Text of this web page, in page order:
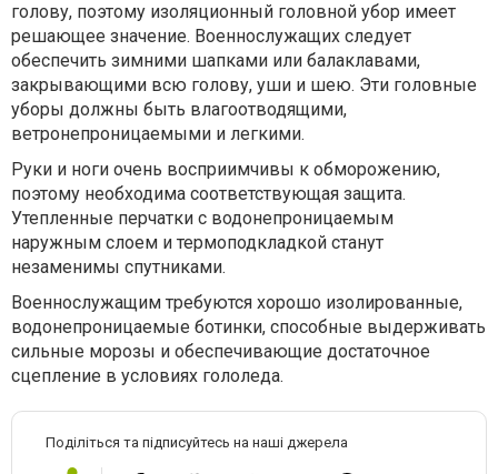
голову, поэтому изоляционный головной убор имеет
решающее значение. Военнослужащих следует
обеспечить зимними шапками или балаклавами,
закрывающими всю голову, уши и шею. Эти головные
уборы должны быть влагоотводящими,
ветронепроницаемыми и легкими.
Руки и ноги очень восприимчивы к обморожению,
поэтому необходима соответствующая защита.
Утепленные перчатки с водонепроницаемым
наружным слоем и термоподкладкой станут
незаменимы спутниками.
Военнослужащим требуются хорошо изолированные,
водонепроницаемые ботинки, способные выдерживать
сильные морозы и обеспечивающие достаточное
сцепление в условиях гололеда.
Поділіться та підписуйтесь на наші джерела